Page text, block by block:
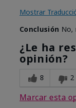
Mostrar
Conclusión No,
¿Le ha
opinión?
8 2
Marcar esta